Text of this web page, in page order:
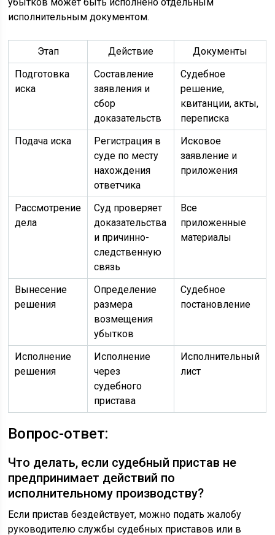
исполнительным документом.
Этап Действие
Документы
Подготовка
иска
Составление
заявления и
сбор
доказательств
Судебное
решение,
квитанции, акты,
переписка
Подача иска
Регистрация в
суде по месту
нахождения
ответчика
Исковое
заявление и
приложения
Рассмотрение
дела
Суд проверяет
доказательства
и причинно-
следственную
связь
Все
приложенные
материалы
Вынесение
решения
Определение
размера
возмещения
убытков
Судебное
постановление
Исполнение
решения
Исполнение
через
судебного
пристава
Исполнительный
лист
Вопрос-ответ:
Что делать, если судебный пристав не
предпринимает действий по
исполнительному производству?
Если пристав бездействует, можно подать жалобу
руководителю службы судебных приставов или в